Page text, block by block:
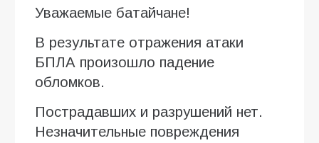
Уважаемые батайчане!
В результате отражения атаки
БПЛА произошло падение
обломков.
Пострадавших и разрушений нет.
Незначительные повреждения